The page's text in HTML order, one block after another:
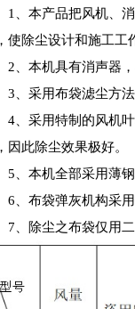
本产品把风机、消
使除尘设计和施工工
本机具有消声器，
采用布袋滤尘方法
采用特制的风机叶
因此除尘效果极好。
本机全部采用薄钢
布袋弹灰机构采用
除尘之布袋仅用二